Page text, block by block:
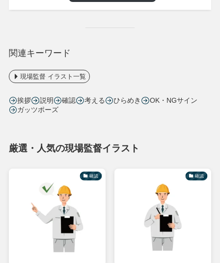
関連キーワード
現場監督 イラスト一覧
挨拶 説明 確認 考える ひらめき
OK・NGサイン
ガッツポーズ
厳選・人気の現場監督イラスト
確認 確認